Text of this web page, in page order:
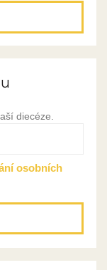
diecéze.
osobních